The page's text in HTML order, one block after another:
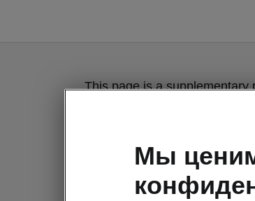
This page is a supplementary
Get back
Мы